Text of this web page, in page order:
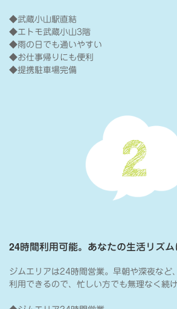
◆武蔵小山駅直結
◆エトモ武蔵小山3階
◆雨の日でも通いやすい
◆お仕事帰りにも便利
◆提携駐車場完備
24時間利用可能。あなたの生活リズム
ジムエリアは24時間営業。早朝や深夜など
利用できるので、忙しい方でも無理なく続け